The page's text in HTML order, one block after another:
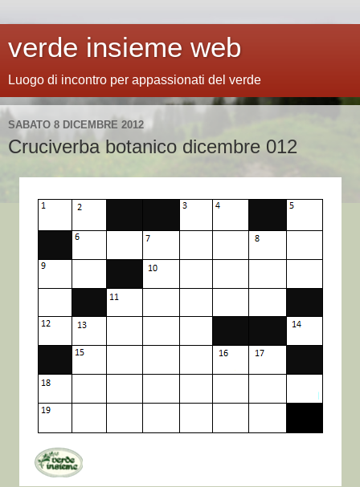
verde insieme web
Luogo di incontro per appassionati del verde
SABATO 8 DICEMBRE 2012
Cruciverba botanico dicembre 012